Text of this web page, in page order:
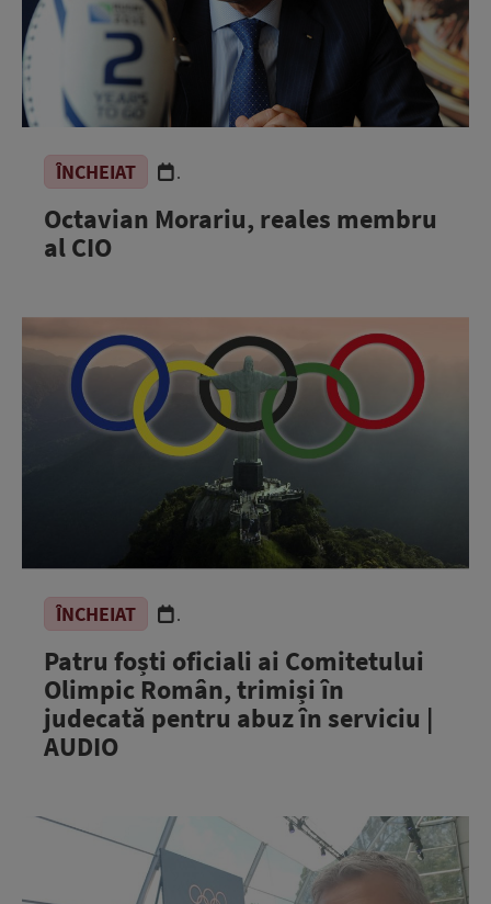
ÎNCHEIAT .
Octavian Morariu, reales membru
al CIO
ÎNCHEIAT .
Patru foști oficiali ai Comitetului
Olimpic Român, trimiși în
judecată pentru abuz în serviciu |
AUDIO